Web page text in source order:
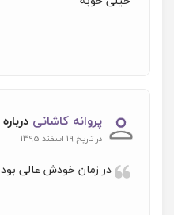
پروانه کاشانی درباره
در تاریخ 19 اسفند 1395
در زمان خودش عالی بود